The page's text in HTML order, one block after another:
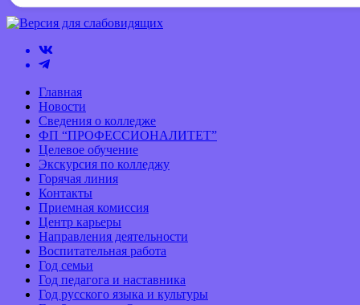
Главная
Новости
Сведения о колледже
ФП “ПРОФЕССИОНАЛИТЕТ”
Целевое обучение
Экскурсия по колледжу
Горячая линия
Контакты
Приемная комиссия
Центр карьеры
Направления деятельности
Воспитательная работа
Год семьи
Год педагога и наставника
Год русского языка и культуры